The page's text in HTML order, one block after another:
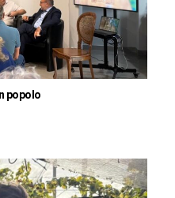
popolo